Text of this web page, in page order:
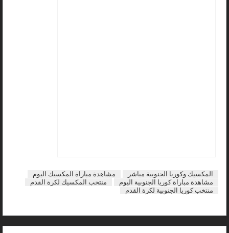
المكسيك وكوريا الجنوبية مباشر
مشاهدة مباراة المكسيك اليوم
مشاهدة مباراة كوريا الجنوبية اليوم
منتخب المكسيك لكرة القدم
منتخب كوريا الجنوبية لكرة القدم